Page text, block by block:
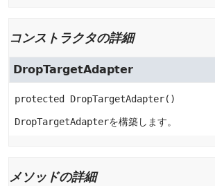
コンストラクタの詳細
DropTargetAdapter
protected DropTargetAdapter()
DropTargetAdapterを構築します。
メソッドの詳細